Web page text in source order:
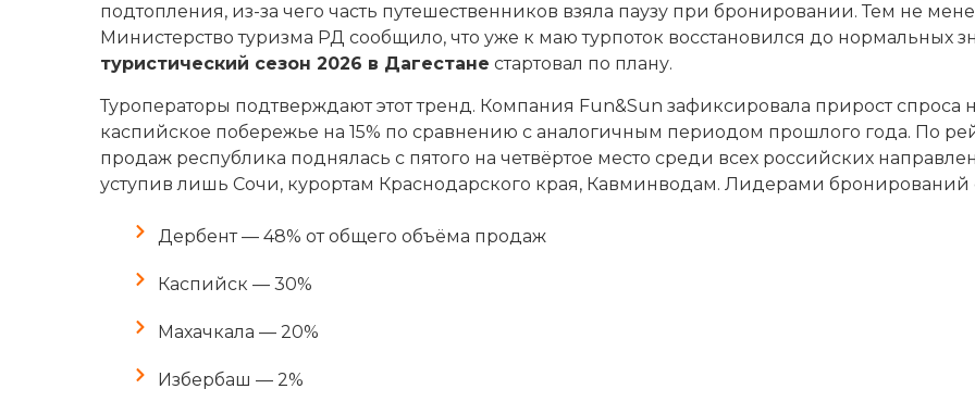
подтопления, из-за чего часть путешественников взяла паузу при бронировании. Тем не
Министерство туризма РД сообщило, что уже к маю турпоток восстановился до нормальных
туристический сезон 2026 в Дагестане стартовал по плану.
Туроператоры подтверждают этот тренд. Компания Fun&Sun зафиксировала прирост спроса
каспийское побережье на 15% по сравнению с аналогичным периодом прошлого года. По
продаж республика поднялась с пятого на четвёртое место среди всех российских
уступив лишь Сочи, курортам Краснодарского края, Кавминводам. Лидерами бронирований
Дербент — 48% от общего объёма продаж
Каспийск — 30%
Махачкала — 20%
Избербаш — 2%